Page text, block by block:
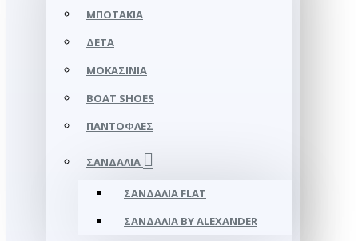
ΜΠΟΤΆΚΙΑ
ΔΕΤΆ
ΜΟΚΑΣΊΝΙΑ
BOAT SHOES
ΠΑΝΤΌΦΛΕΣ
ΣΑΝΔΆΛΙΑ
ΣΑΝΔΆΛΙΑ FLAT
ΣΑΝΔΆΛΙΑ BY ALEXANDER